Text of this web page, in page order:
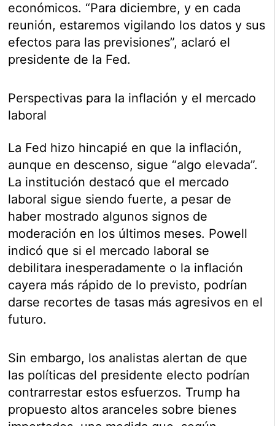
económicos. “Para diciembre, y en cada
reunión, estaremos vigilando los datos y sus
efectos para las previsiones”, aclaró el
presidente de la Fed.
Perspectivas para la inflación y el mercado
laboral
La Fed hizo hincapié en que la inflación,
aunque en descenso, sigue “algo elevada”.
La institución destacó que el mercado
laboral sigue siendo fuerte, a pesar de
haber mostrado algunos signos de
moderación en los últimos meses. Powell
indicó que si el mercado laboral se
debilitara inesperadamente o la inflación
cayera más rápido de lo previsto, podrían
darse recortes de tasas más agresivos en el
futuro.
Sin embargo, los analistas alertan de que
las políticas del presidente electo podrían
contrarrestar estos esfuerzos. Trump ha
propuesto altos aranceles sobre bienes